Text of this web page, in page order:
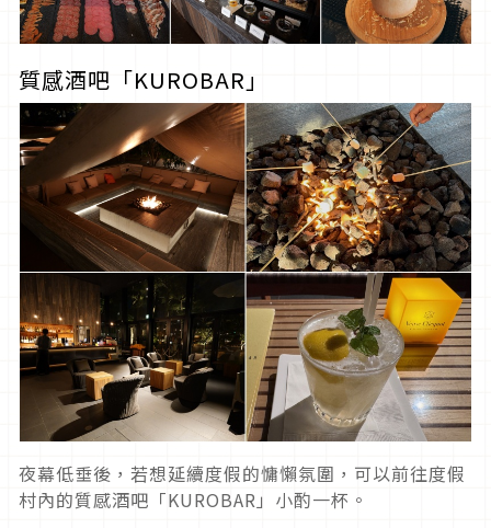
質感酒吧「KUROBAR」
夜幕低垂後，若想延續度假的慵懶氛圍，可以前往度假
村內的質感酒吧「KUROBAR」小酌一杯。